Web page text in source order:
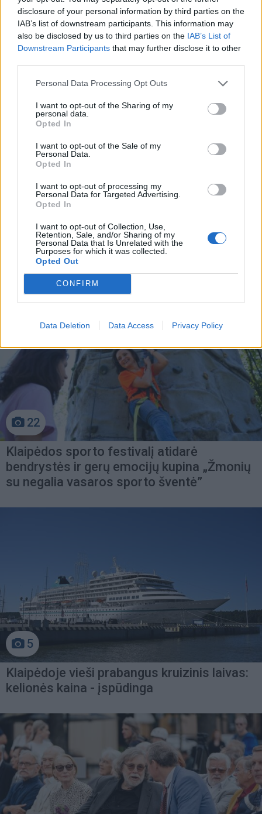
disclosure of your personal information by third parties on the
IAB’s list of downstream participants. This information may
also be disclosed by us to third parties on the IAB’s List of
Downstream Participants that may further disclose it to other
Personal Data Processing Opt Outs
I want to opt-out of the Sharing of my
personal data.
Opted In
I want to opt-out of the Sale of my
Personal Data.
Opted In
I want to opt-out of processing my
Personal Data for Targeted Advertising.
Opted In
I want to opt-out of Collection, Use,
Retention, Sale, and/or Sharing of my
Personal Data that Is Unrelated with the
Purposes for which it was collected.
Opted Out
CONFIRM
Data Deletion Data Access Privacy Policy
11
Klaipėdoje - prabangus kruizinis laivas, kurį
pakrikštijo garsi Italijos aktorė
24
Stovykla „Myliu jūrą“
22
Klaipėdos sporto festivalį atidarė
bendrystės ir gerų emocijų kupina „Žmonių
su negalia vasaros sporto šventė”
5
Klaipėdoje vieši prabangus kruizinis laivas:
kelionės kaina - įspūdinga